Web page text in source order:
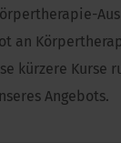
an
kürzere
Angebots.